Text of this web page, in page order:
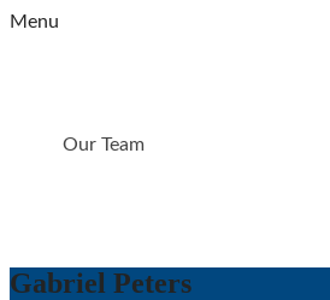
Menu
Our Team
Gabriel Peters